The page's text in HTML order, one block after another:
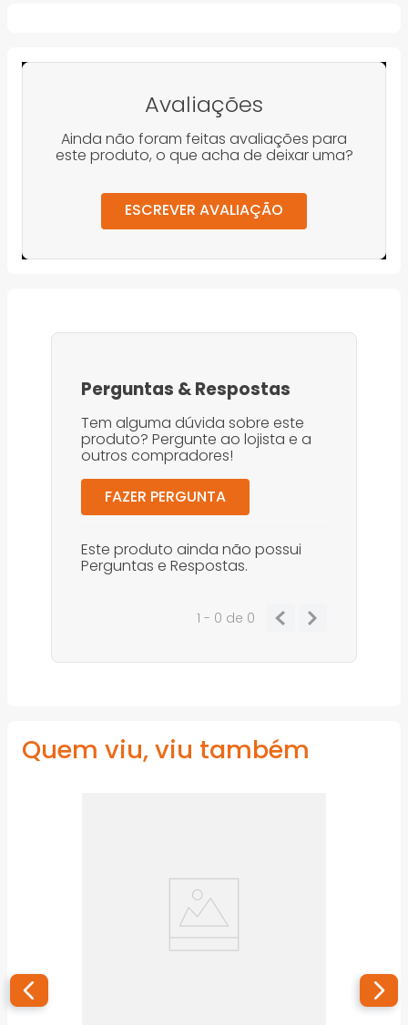
Avaliações
Ainda não foram feitas avaliações para
este produto, o que acha de deixar uma?
ESCREVER AVALIAÇÃO
Perguntas &Respostas
Tem alguma dúvida sobre este
produto? Pergunte ao lojista e a
outros compradores!
FAZER PERGUNTA
Este produto ainda não possui
Perguntas e Respostas.
1 - 0 de 0
Quem viu, viu também